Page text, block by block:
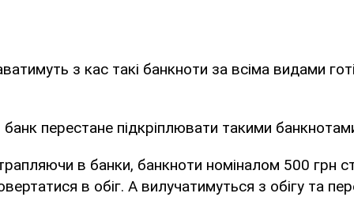
з кас такі банкноти за всіма видами
перестане підкріплювати такими
в банки, банкноти номіналом 500 грн
в обіг. А вилучатимуться з обігу та